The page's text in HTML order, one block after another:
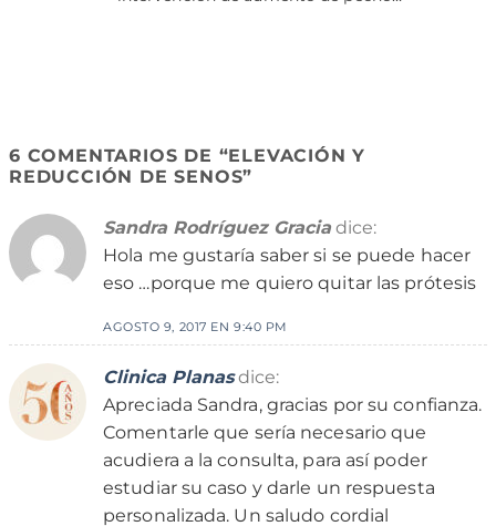
6 COMENTARIOS DE “ELEVACIÓN Y
REDUCCIÓN DE SENOS”
Sandra Rodríguez Gracia dice:
Hola me gustaría saber si se puede hacer
eso …porque me quiero quitar las prótesis
AGOSTO 9, 2017 EN 9:40 PM
Clinica Planas dice:
Apreciada Sandra, gracias por su confianza.
Comentarle que sería necesario que
acudiera a la consulta, para así poder
estudiar su caso y darle un respuesta
personalizada. Un saludo cordial